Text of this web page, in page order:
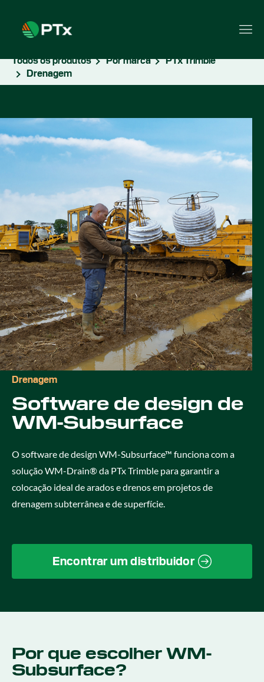
Todos os produtos Por marca
PTx Trimble
Drenagem
Drenagem
Software de design de
WM-Subsurface
O software de design WM-Subsurface™ funciona com a
solução WM-Drain® da PTx Trimble para garantir a
colocação ideal de arados e drenos em projetos de
drenagem subterrânea e de superfície.
Encontrar um distribuidor
Por que escolher WM-
Subsurface?